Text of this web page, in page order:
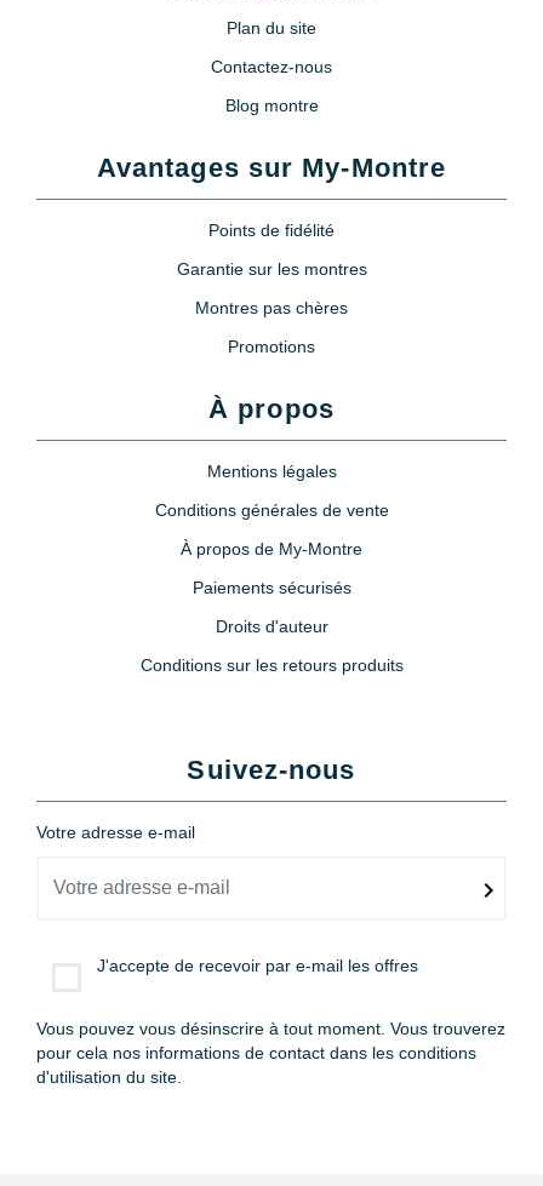
Plan du site
Contactez-nous
Blog montre
Avantages sur My-Montre
Points de fidélité
Garantie sur les montres
Montres pas chères
Promotions
À propos
Mentions légales
Conditions générales de vente
À propos de My-Montre
Paiements sécurisés
Droits d'auteur
Conditions sur les retours produits
Suivez-nous
Votre adresse e-mail
J'accepte de recevoir par e-mail les offres
Vous pouvez vous désinscrire à tout moment. Vous trouverez
pour cela nos informations de contact dans les conditions
d'utilisation du site.